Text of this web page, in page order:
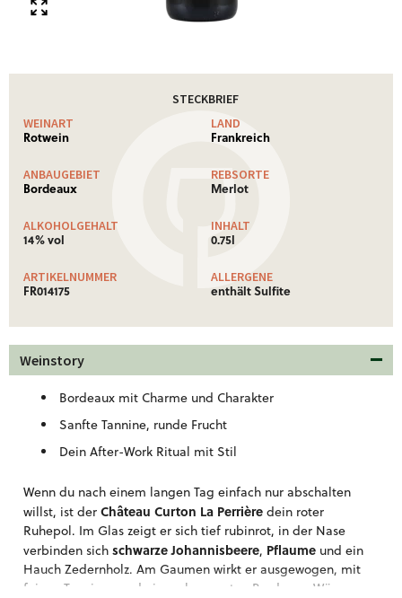
STECKBRIEF
WEINART
Rotwein
LAND
Frankreich
ANBAUGEBIET
Bordeaux
REBSORTE
Merlot
ALKOHOLGEHALT
14% vol
INHALT
0.75l
ARTIKELNUMMER
FR014175
ALLERGENE
enthält Sulfite
Weinstory
Bordeaux mit Charme und Charakter
Sanfte Tannine, runde Frucht
Dein After-Work Ritual mit Stil
Wenn du nach einem langen Tag einfach nur abschalten
willst, ist der Château Curton La Perrière dein roter
Ruhepol. Im Glas zeigt er sich tief rubinrot, in der Nase
verbinden sich schwarze Johannisbeere, Pflaume und ein
Hauch Zedernholz. Am Gaumen wirkt er ausgewogen, mit
feinen Tanninen und einer charmanten Bordeaux-Würze.